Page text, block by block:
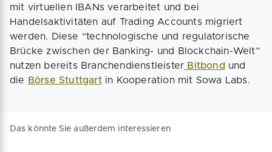
mit virtuellen IBANs verarbeitet und bei
Handelsaktivitäten auf Trading Accounts migriert
werden. Diese “technologische und regulatorische
Brücke zwischen der Banking- und Blockchain-Welt”
nutzen bereits Branchendienstleister Bitbond und
die
Börse Stuttgartin Kooperation mit Sowa Labs.
Das könnte Sie außerdem interessieren